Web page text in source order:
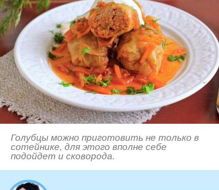
Голубцы можно приготовить не только в
сотейнике, для этого вполне себе
подойдет и сковорода.